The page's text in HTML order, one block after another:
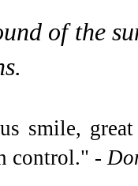
of the
smile,
control." -